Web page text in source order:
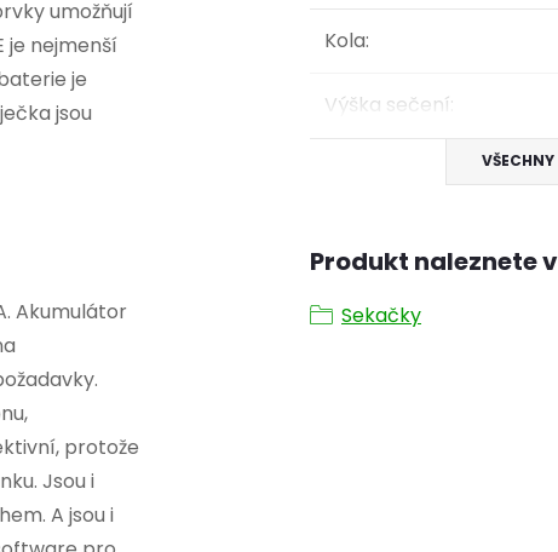
umožňují
je nejmenší
je
jsou
Akumulátor
protože
Jsou i
A jsou i
Kola:
Výška sečení:
Produkt naleznete
Sekačky